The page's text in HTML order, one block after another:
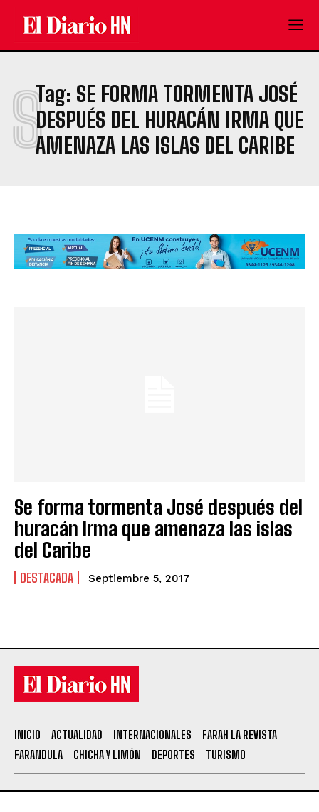
Tag: SE FORMA TORMENTA JOSÉ
DESPUÉS DEL HURACÁN IRMA QUE
AMENAZA LAS ISLAS DEL CARIBE
S
Se forma tormenta José después del
huracán Irma que amenaza las islas
del Caribe
DESTACADA Septiembre 5, 2017
INICIO ACTUALIDAD INTERNACIONALES
FARAH LA REVISTA
FARANDULA
CHICHA Y LIMÓN DEPORTES TURISMO